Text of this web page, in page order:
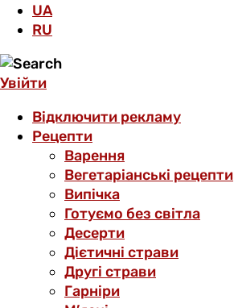
UA
RU
Увійти
Відключити рекламу
Рецепти
Варення
Вегетаріанські рецепти
Випічка
Готуємо без світла
Десерти
Дієтичні страви
Другі страви
Гарніри